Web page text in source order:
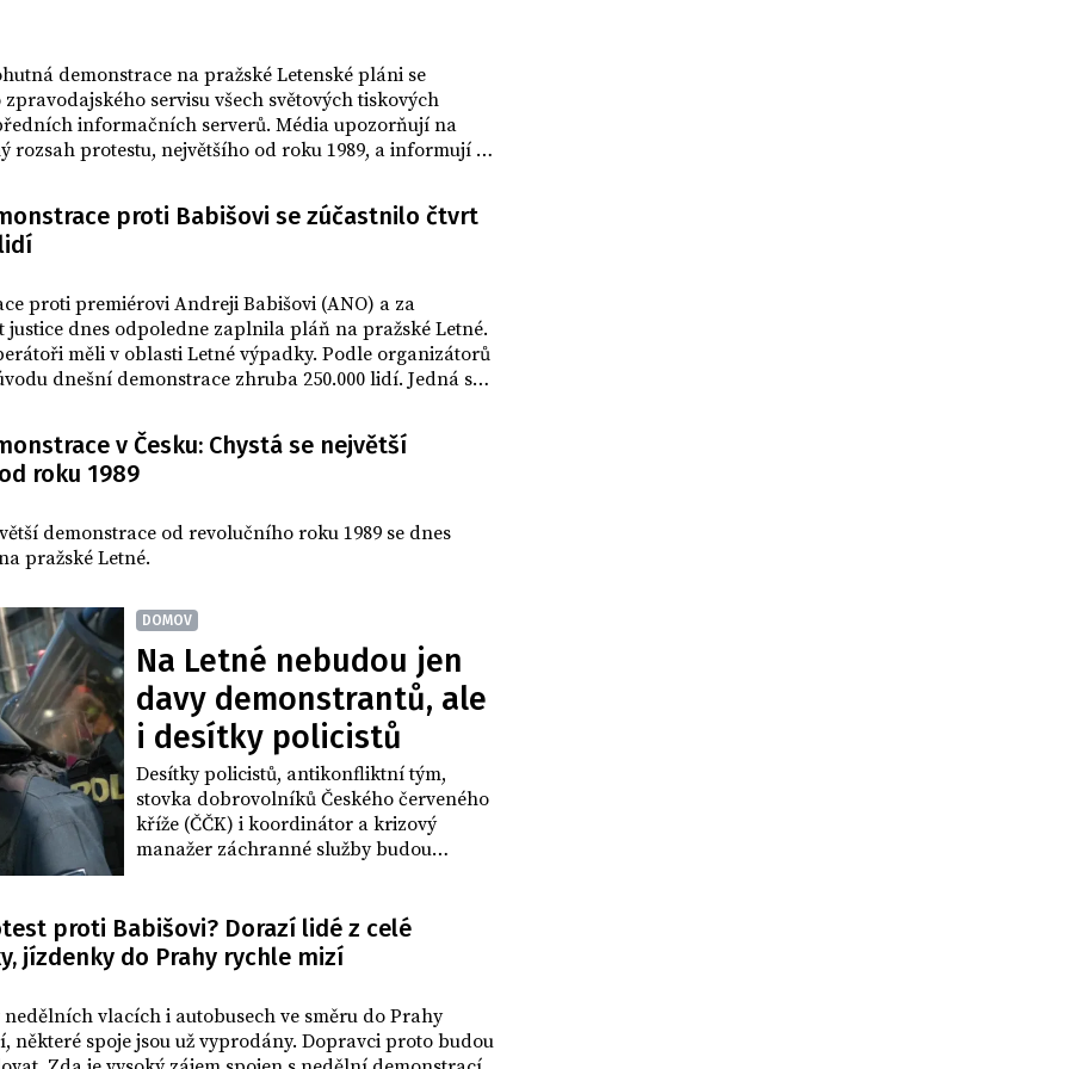
přejde k riskantnější politice
konfrontace. Komentátor Práva míní, že
demonstranti musejí mít výdrž, chtějí-li
dosáhnout svých cílů. Deníky očekávají
demonstrace na pražské Letenské pláni se
servisu všech světových tiskových
informačních serverů. Média upozorňují na
rozsah protestu, největšího od roku 1989, a informují o
statisíce lidí.
proti Babišovi se zúčastnilo čtvrt
proti premiérovi Andreji Babišovi (ANO) a za
justice dnes odpoledne zaplnila pláň na pražské Letné.
měli v oblasti Letné výpadky. Podle organizátorů
dnešní demonstrace zhruba 250.000 lidí. Jedná se
to sdělil předseda organizujícího spolku Milion
Minář. Údaj se podle něj opírá o výškovou
v Česku: Chystá se největší
roku 1989
demonstrace od revolučního roku 1989 se dnes
pražské Letné.
DOMOV
Na Letné nebudou jen
davy demonstrantů, ale
i desítky policistů
Desítky policistů, antikonfliktní tým,
stovka dobrovolníků Českého červeného
kříže (ČČK) i koordinátor a krizový
manažer záchranné služby budou
na místě protestu mohou být za pár
minut. ČTK to řekli zástupci složek
záchranného systému a ČČK. Nedělní
demonstrací za nezávislost justice, které
už třetí měsíc organizuje spolek Milion
proti Babišovi? Dorazí lidé z celé
jízdenky do Prahy rychle mizí
nedělních vlacích i autobusech ve směru do Prahy
některé spoje jsou už vyprodány. Dopravci proto budou